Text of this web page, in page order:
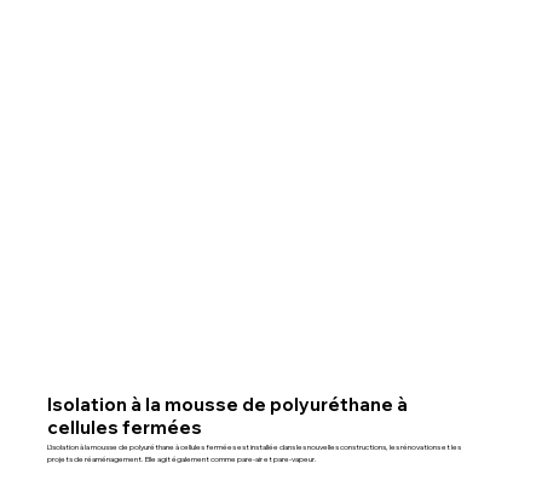
Isolation à la mousse de polyuréthane à
cellules fermées
L’isolation à la mousse de polyuréthane à cellules fermées est installée dans les nouvelles constructions, les rénovations et les
projets de réaménagement. Elle agit également comme pare-air et pare-vapeur.